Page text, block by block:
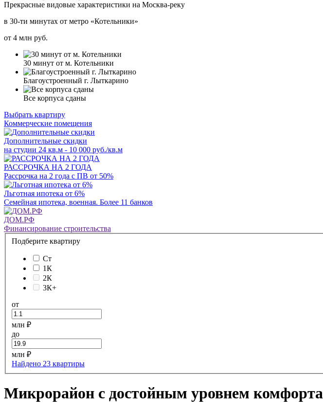
Прекрасные видовые характеристики на Москва-реку
в 30-ти минутах от метро «Котельники»
от 4 млн руб.
30 минут от м. Котельники
Благоустроенный г. Лыткарино
Все корпуса сданы
Выбрать квартиру
Коммерческие помещения
Дополнительные скидки
на студии 24 кв.м - 10 000 руб./кв.м
РАССРОЧКА НА 2 ГОДА
Рассрочка на 2 года с ПВ от 50%
Льготная ипотека от 6%
Семейная ипотека, военная. Более 11 банков
ДОМ.РФ
Финансирование строительства
Подберите квартиру
Ст
1К
2К
3К+
от
млн ₽
до
млн ₽
Найдено 23 квартиры
Микрорайон с достойным уровнем комфорта